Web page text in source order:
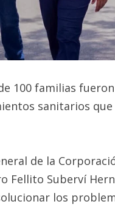
100 familias
sanitarios
de la
Fellito Suberví
los